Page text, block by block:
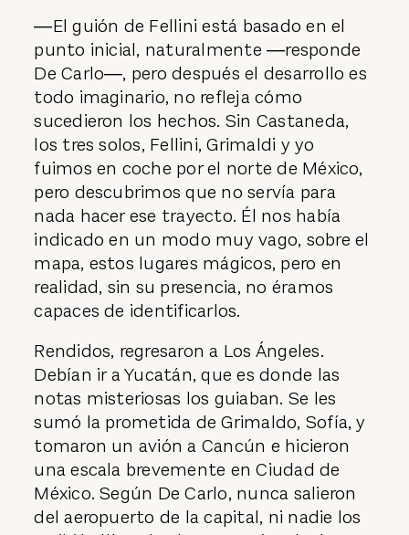
―El guión de Fellini está basado en el
punto inicial, naturalmente ―responde
De Carlo―, pero después el desarrollo es
todo imaginario, no refleja cómo
sucedieron los hechos. Sin Castaneda,
los tres solos, Fellini, Grimaldi y yo
fuimos en coche por el norte de México,
pero descubrimos que no servía para
nada hacer ese trayecto. Él nos había
indicado en un modo muy vago, sobre el
mapa, estos lugares mágicos, pero en
realidad, sin su presencia, no éramos
capaces de identificarlos.
Rendidos, regresaron a Los Ángeles.
Debían ir a Yucatán, que es donde las
notas misteriosas los guiaban. Se les
sumó la prometida de Grimaldo, Sofía, y
tomaron un avión a Cancún e hicieron
una escala brevemente en Ciudad de
México. Según De Carlo, nunca salieron
del aeropuerto de la capital, ni nadie los